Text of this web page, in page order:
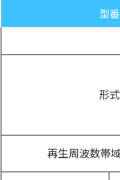
型番
形式
再生周波数帯